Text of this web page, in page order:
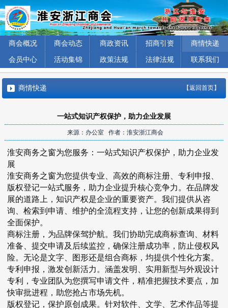
商会概况 商会动态 商政资讯 招商引资 商情快递
会员中心 活动集锦 政策法规 法律法规 联系我们
商情快递 【返回首页】
一站式知识产权保护，助力企业发展
来源：办公室 作者：淮安浙江商会
淮安商务之窗为您服务：一站式知识产权保护，助力企业发
展
淮安商务之窗为您提供专业、高效的商标注册、专利申报、
版权登记一站式服务，助力企业提升核心竞争力。在品牌发
展的道路上，知识产权是企业的重要资产。我们提供从咨
询、检索到申请、维护的全流程支持，让您的创新成果得到
全面保护。
商标注册，为品牌保驾护航。我们协助完成商标查询、材料
准备、提交申请及后续监控，确保注册成功率，防止侵权风
险。无论是文字、图形还是组合商标，均提供个性化方案。
专利申报，激发创新活力。涵盖发明、实用新型与外观设计
专利，专业团队为您撰写申请文件，精准把握技术要点，加
快审批进程，助您抢占市场先机。
版权登记，保护原创成果。针对软件、文学、艺术作品等提